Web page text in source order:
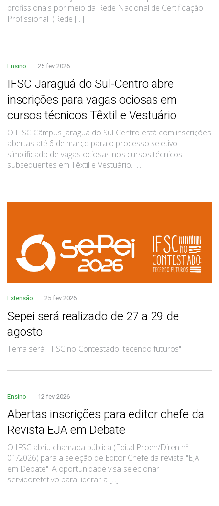
profissionais por meio da Rede Nacional de Certificação
Profissional (Rede [...]
Ensino 25 fev 2026
IFSC Jaraguá do Sul-Centro abre
inscrições para vagas ociosas em
cursos técnicos Têxtil e Vestuário
O IFSC Câmpus Jaraguá do Sul-Centro está com inscrições
abertas até 6 de março para o processo seletivo
simplificado de vagas ociosas nos cursos técnicos
subsequentes em Têxtil e Vestuário. [...]
Extensão 25 fev 2026
Sepei será realizado de 27 a 29 de
agosto
Tema será "IFSC no Contestado: tecendo futuros"
Ensino 12 fev 2026
Abertas inscrições para editor chefe da
Revista EJA em Debate
O IFSC abriu chamada pública (Edital Proen/Diren nº
01/2026) para a seleção de Editor Chefe da revista "EJA
em Debate". A oportunidade visa selecionar
servidorefetivo para liderar a [...]